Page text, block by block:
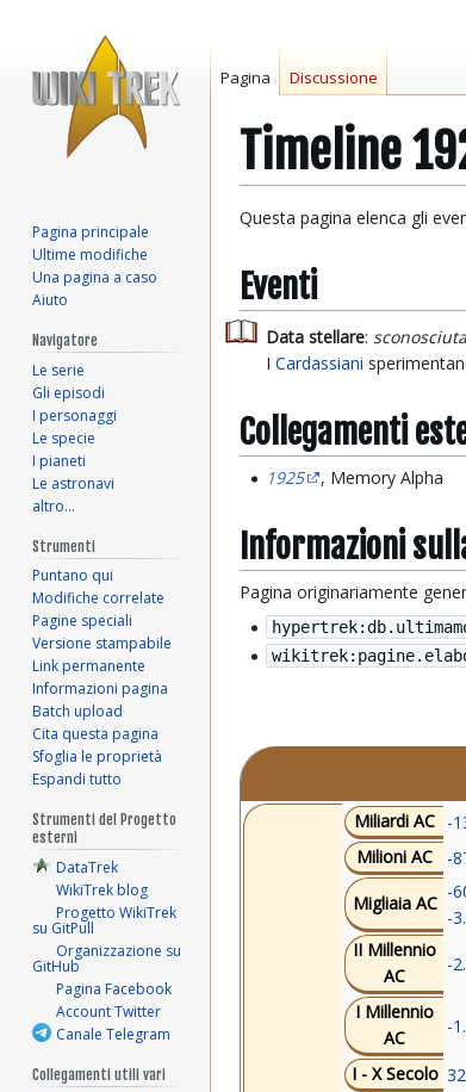
Timeline
Vai
navigazione
Vai
ricerca
Questa pagina elenca gli
Eventi
Data stellare: sconosciuta
ICardassiani
Collegamenti
1925 , Memory Alpha
Informazioni
Pagina originariamente
Miliardi AC -
Milioni AC
-
Migliaia AC
-
-
II Millennio
AC
-
I Millennio
AC
-
I - X Secolo
Pagina Discussione
Pagina principale
Ultime modifiche
Una pagina a caso
Aiuto
Navigatore
Le serie
Gli episodi
I personaggi
Le specie
I pianeti
Le astronavi
altro…
Strumenti
Puntano qui
Modifiche correlate
Pagine speciali
Versione stampabile
Link permanente
Informazioni pagina
Batch upload
Cita questa pagina
Sfoglia le proprietà
Espandi tutto
Strumenti del Progetto
esterni
DataTrek
WikiTrek blog
Progetto WikiTrek
su GitPull
Organizzazione su
GitHub
Pagina Facebook
Account Twitter
Canale Telegram
Collegamenti utili vari